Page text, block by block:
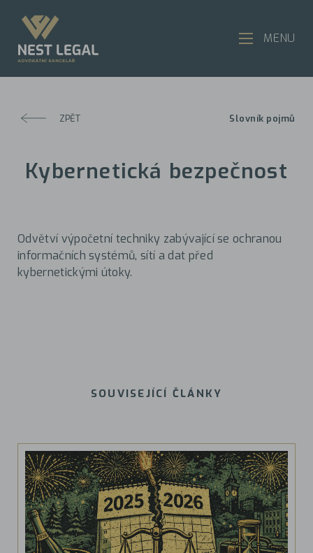
ZPĚT Slovník pojmů
Kybernetická bezpečnost
Odvětví výpočetní techniky zabývající se ochranou
informačních systémů, sítí a dat před
kybernetickými útoky.
SOUVISEJÍCÍ ČLÁNKY
MENU